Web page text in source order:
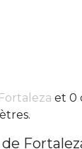
et 0